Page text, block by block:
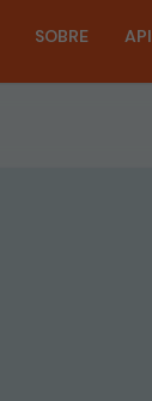
SOBRE API